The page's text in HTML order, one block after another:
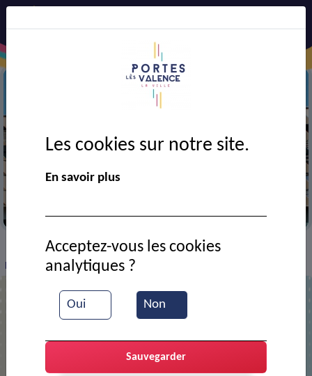
> VIE MUNICIPALE > Ressources documentaires
Portes-lès-Valence ville sportive
Les cookies sur notre site.
En savoir plus
Oui Non
Acceptez-vous les cookies
analytiques ?
Sauvegarder